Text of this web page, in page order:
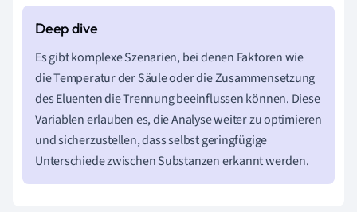
Es gibt komplexe Szenarien, bei denen Faktoren wie
die Temperatur der Säule oder die Zusammensetzung
des Eluenten die Trennung beeinflussen können. Diese
Variablen erlauben es, die Analyse weiter zu optimieren
und sicherzustellen, dass selbst geringfügige
Unterschiede zwischen Substanzen erkannt werden.